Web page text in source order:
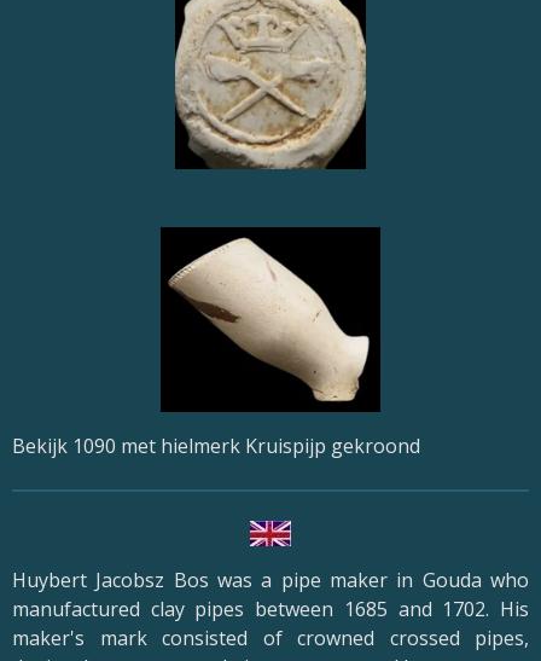
Bekijk 1090 met hielmerk Kruispijp gekroond
Huybert Jacobsz Bos was a pipe maker in Gouda who
manufactured clay pipes between 1685 and 1702. His
maker's mark consisted of crowned crossed pipes,